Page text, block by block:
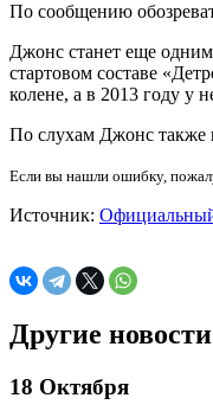
По сообщению
Джонс станет еще
стартовом составе
колене, а в 2013 году у
По слухам Джонс также
Если вы нашли ошибку,
Источник:
Другие новости
18 Октября